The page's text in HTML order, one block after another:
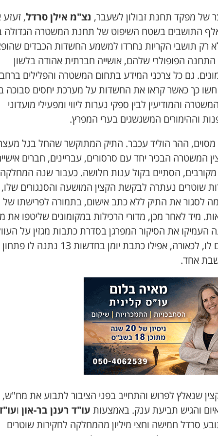
של מפקד תחנת זבולון לשעבר, נצ"מ אילן סרדל,
אלף התושבים בשטח השיפוט של תחנת המשטרה הגדולה
רק תושבי הקריות נחרדו למשמע החשדות הכבדים
הפופולרי שלהם, אושייה חברתית אהודה בלשון
גם כל צרכני המידע בתחום המשטרה והפלילים
כך כאשר קראו את החשדות על מערכת יחסים סבוכה
והמודיעין לבין ספקי נערות ליווי ומפעילי מועדוני
וההימורים המשגשגים בערי המפרץ.
מסוים, ההר הוליד עכבר. התיק המתוקשר שהחל בגל
המשטרה הבכיר יחד עם סרסורים, עבריינים, חברים
הסתיים בקול ענות חלושה. כעבור שנה המחלקה
שוטרים נעתרה לבקשת הקצין המושעה והסנגורים שלו,
לסגור את התיק ללא כתב אישום, בתמורה לפרישתו של
מיד לאחר מכן, מדורי הרכילות במקומונים שליטפו את
העמיקו את הסיקור המפרגן בסדרת כתבות מגזין על
שנגרם לו, לכאורה, אפילו כתבת יומן בחדשות 13 נתנה
אחד.
שנאלץ לפרוש והתחייב בפני הציבור לתבוע את
והגיש תביעת ענק. באמצעות עו"ד רענן בר-און ו
סרדל חמישה וחצי מיליון מהמחלקה לחקירות שוטרים